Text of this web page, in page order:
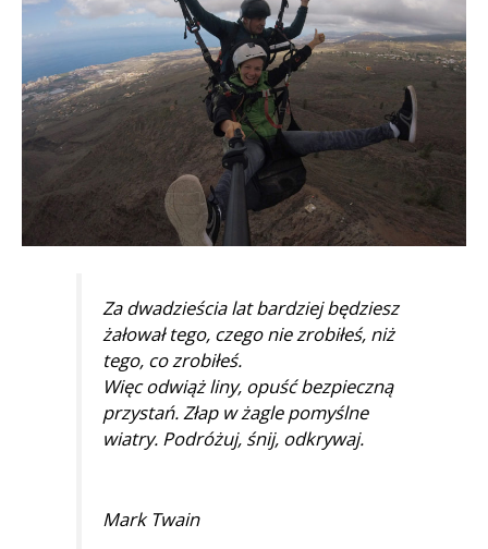
Za dwadzieścia lat bardziej będziesz
żałował tego, czego nie zrobiłeś, niż
tego, co zrobiłeś.
Więc odwiąż liny, opuść bezpieczną
przystań. Złap w żagle pomyślne
wiatry. Podróżuj, śnij, odkrywaj.
Mark Twain